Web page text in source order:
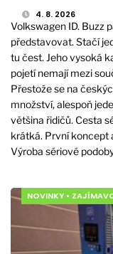
4. 8. 2026
Volkswagen ID. Buzz
představovat. Stačí
tu čest. Jeho vysoká
pojetí nemají mezi
Přestože se na
množství, alespoň
většina řidičů. Cesta
krátká. První koncept
Výroba sériové
NOVINKY •